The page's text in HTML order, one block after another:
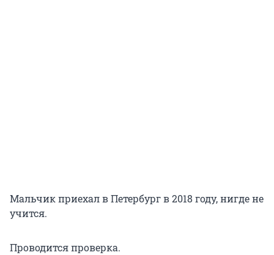
Мальчик приехал в Петербург в 2018 году, нигде не
учится.
Проводится проверка.